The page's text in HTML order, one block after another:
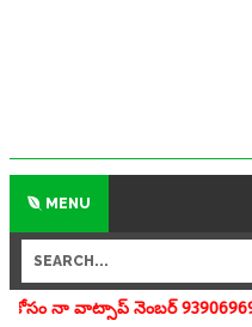
MENU
9390696970 ను మీవాట్సాప్